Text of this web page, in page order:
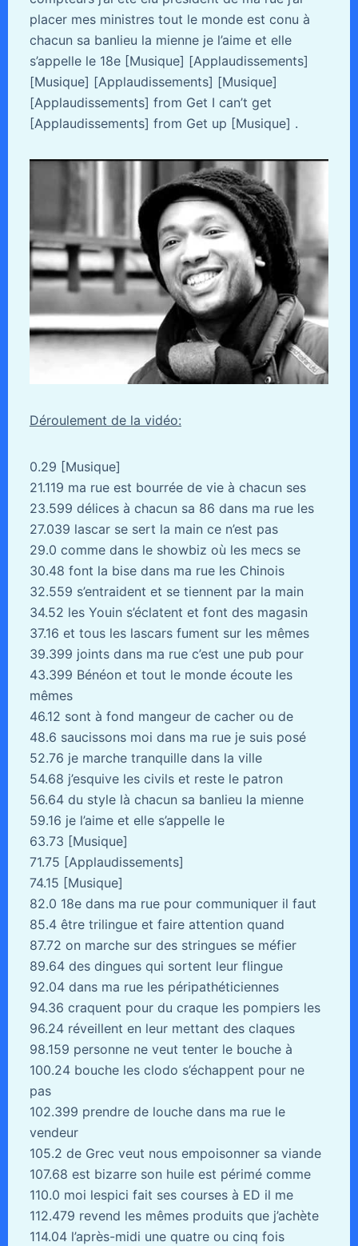
placer mes ministres tout le monde est conu à
chacun sa banlieu la mienne je l’aime et elle
s’appelle le 18e [Musique] [Applaudissements]
[Musique] [Applaudissements] [Musique]
[Applaudissements] from Get I can’t get
[Applaudissements] from Get up [Musique] .
Déroulement de la vidéo:
0.29 [Musique]
21.119 ma rue est bourrée de vie à chacun ses
23.599 délices à chacun sa 86 dans ma rue les
27.039 lascar se sert la main ce n’est pas
29.0 comme dans le showbiz où les mecs se
30.48 font la bise dans ma rue les Chinois
32.559 s’entraident et se tiennent par la main
34.52 les Youin s’éclatent et font des magasin
37.16 et tous les lascars fument sur les mêmes
39.399 joints dans ma rue c’est une pub pour
43.399 Bénéon et tout le monde écoute les
mêmes
46.12 sont à fond mangeur de cacher ou de
48.6 saucissons moi dans ma rue je suis posé
52.76 je marche tranquille dans la ville
54.68 j’esquive les civils et reste le patron
56.64 du style là chacun sa banlieu la mienne
59.16 je l’aime et elle s’appelle le
63.73 [Musique]
71.75 [Applaudissements]
74.15 [Musique]
82.0 18e dans ma rue pour communiquer il faut
85.4 être trilingue et faire attention quand
87.72 on marche sur des stringues se méfier
89.64 des dingues qui sortent leur flingue
92.04 dans ma rue les péripathéticiennes
94.36 craquent pour du craque les pompiers les
96.24 réveillent en leur mettant des claques
98.159 personne ne veut tenter le bouche à
100.24 bouche les clodo s’échappent pour ne
pas
102.399 prendre de louche dans ma rue le
vendeur
105.2 de Grec veut nous empoisonner sa viande
107.68 est bizarre son huile est périmé comme
110.0 moi lespici fait ses courses à ED il me
112.479 revend les mêmes produits que j’achète
114.04 l’après-midi une quatre ou cinq fois